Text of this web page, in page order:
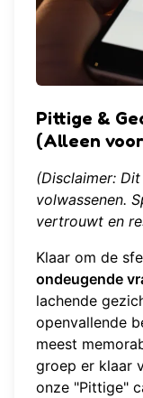
Pittige &
(Alleen
(Disclaimer:
volwassenen.
vertrouwt en
Klaar om de
ondeugende
lachende
openvallende
meest
groep er klaar
onze "Pittige"